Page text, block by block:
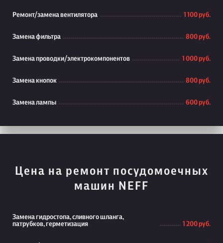
Ремонт/замена вентилятора 1 100 руб.
Замена фильтра 800 руб.
Замена проводки/электрокомпонентов 1 000 руб.
Замена кнопок 800 руб.
Замена лампы 600 руб.
Цена на ремонт посудомоечных
машин NEFF
Замена гидростопа, сливного шланга,
патрубков, герметизация
1 200 руб.